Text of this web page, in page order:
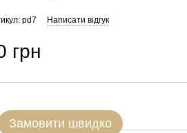
pd7 Написати відгук
грн
Замовити швидко